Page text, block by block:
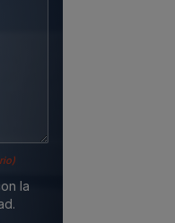
la